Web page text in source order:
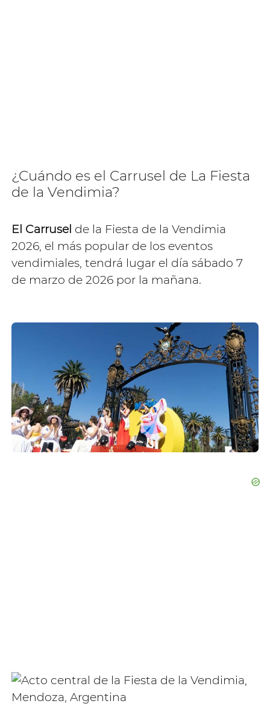
¿Cuándo es el Carrusel de La Fiesta
de la Vendimia?
El Carrusel de la Fiesta de la Vendimia
2026, el más popular de los eventos
vendimiales, tendrá lugar el día sábado 7
de marzo de 2026 por la mañana.